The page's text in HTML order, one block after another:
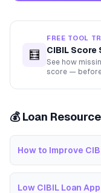
🧮
FREE TOOL
CIBIL
See how
score —
💰 Loan
How to Improve
Low CIBIL Loan